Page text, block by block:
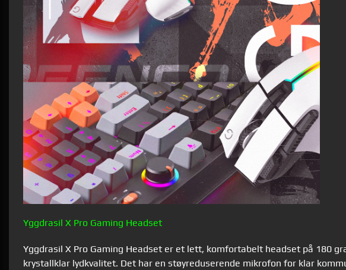
Yggdrasil X Pro Gaming Headset
Yggdrasil X Pro Gaming Headset er et lett, komfortabelt headset på 180
krystallklar lydkvalitet. Det har en støyreduserende mikrofon for klar